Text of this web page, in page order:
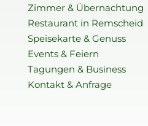
Zimmer & Übernachtung
Restaurant in Remscheid
Speisekarte & Genuss
Events & Feiern
Tagungen & Business
Kontakt & Anfrage